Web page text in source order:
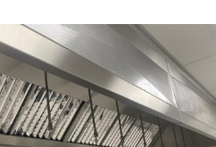
Carlton